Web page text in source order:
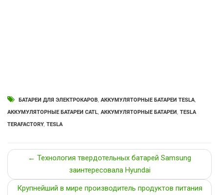
БАТАРЕИ ДЛЯ ЭЛЕКТРОКАРОВ, АККУМУЛЯТОРНЫЕ БАТАРЕИ TESLA,
АККУМУЛЯТОРНЫЕ БАТАРЕИ CATL, АККУМУЛЯТОРНЫЕ БАТАРЕИ, TESLA
TERAFACTORY, TESLA
← Технология твердотельных батарей Samsung
заинтересовала Hyundai
Крупнейший в мире производитель продуктов питания